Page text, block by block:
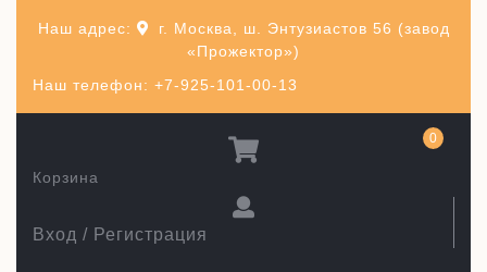
Наш телефон: +7-925-101-00-13
Наш адрес:
г. Москва, ш. Энтузиастов 56 (завод
«Прожектор»)
Вход / Регистрация
Корзина
0